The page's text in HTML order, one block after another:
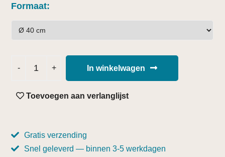
Formaat
In winkelwagen
Toevoegen aan verlanglijst
Gratis verzending
Snel geleverd — binnen 3-5 werkdagen